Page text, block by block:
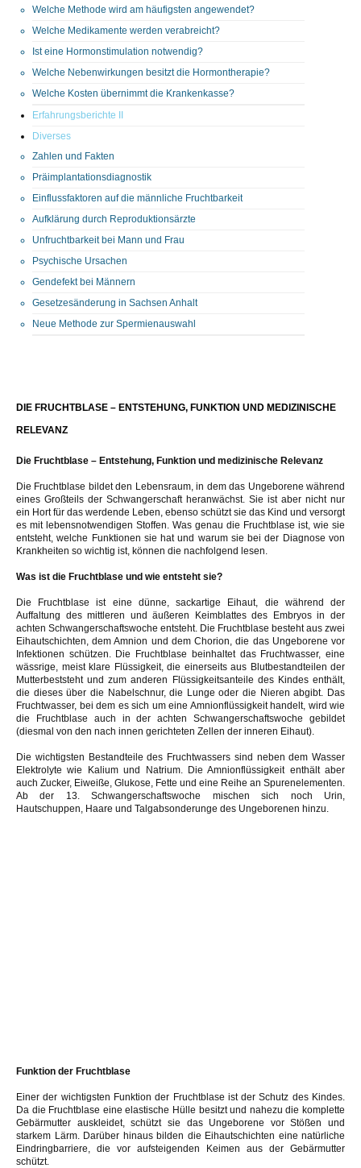
Welche Methode wird am häufigsten angewendet?
Welche Medikamente werden verabreicht?
Ist eine Hormonstimulation notwendig?
Welche Nebenwirkungen besitzt die Hormontherapie?
Welche Kosten übernimmt die Krankenkasse?
Erfahrungsberichte II
Diverses
Zahlen und Fakten
Präimplantationsdiagnostik
Einflussfaktoren auf die männliche Fruchtbarkeit
Aufklärung durch Reproduktionsärzte
Unfruchtbarkeit bei Mann und Frau
Psychische Ursachen
Gendefekt bei Männern
Gesetzesänderung in Sachsen Anhalt
Neue Methode zur Spermienauswahl
DIE FRUCHTBLASE – ENTSTEHUNG, FUNKTION UND MEDIZINISCHE
RELEVANZ
Die Fruchtblase – Entstehung, Funktion und medizinische Relevanz
Die Fruchtblase bildet den Lebensraum, in dem das Ungeborene während
eines Großteils der Schwangerschaft heranwächst. Sie ist aber nicht nur
ein Hort für das werdende Leben, ebenso schützt sie das Kind und versorgt
es mit lebensnotwendigen Stoffen. Was genau die Fruchtblase ist, wie sie
entsteht, welche Funktionen sie hat und warum sie bei der Diagnose von
Krankheiten so wichtig ist, können die nachfolgend lesen.
Was ist die Fruchtblase und wie entsteht sie?
Die Fruchtblase ist eine dünne, sackartige Eihaut, die während der
Auffaltung des mittleren und äußeren Keimblattes des Embryos in der
achten Schwangerschaftswoche entsteht. Die Fruchtblase besteht aus zwei
Eihautschichten, dem Amnion und dem Chorion, die das Ungeborene vor
Infektionen schützen. Die Fruchtblase beinhaltet das Fruchtwasser, eine
wässrige, meist klare Flüssigkeit, die einerseits aus Blutbestandteilen der
Mutterbeststeht und zum anderen Flüssigkeitsanteile des Kindes enthält,
die dieses über die Nabelschnur, die Lunge oder die Nieren abgibt. Das
Fruchtwasser, bei dem es sich um eine Amnionflüssigkeit handelt, wird wie
die Fruchtblase auch in der achten Schwangerschaftswoche gebildet
(diesmal von den nach innen gerichteten Zellen der inneren Eihaut).
Die wichtigsten Bestandteile des Fruchtwassers sind neben dem Wasser
Elektrolyte wie Kalium und Natrium. Die Amnionflüssigkeit enthält aber
auch Zucker, Eiweiße, Glukose, Fette und eine Reihe an Spurenelementen.
Ab der 13. Schwangerschaftswoche mischen sich noch Urin,
Hautschuppen, Haare und Talgabsonderunge des Ungeborenen hinzu.
Funktion der Fruchtblase
Einer der wichtigsten Funktion der Fruchtblase ist der Schutz des Kindes.
Da die Fruchtblase eine elastische Hülle besitzt und nahezu die komplette
Gebärmutter auskleidet, schützt sie das Ungeborene vor Stößen und
starkem Lärm. Darüber hinaus bilden die Eihautschichten eine natürliche
Eindringbarriere, die vor aufsteigenden Keimen aus der Gebärmutter
schützt.